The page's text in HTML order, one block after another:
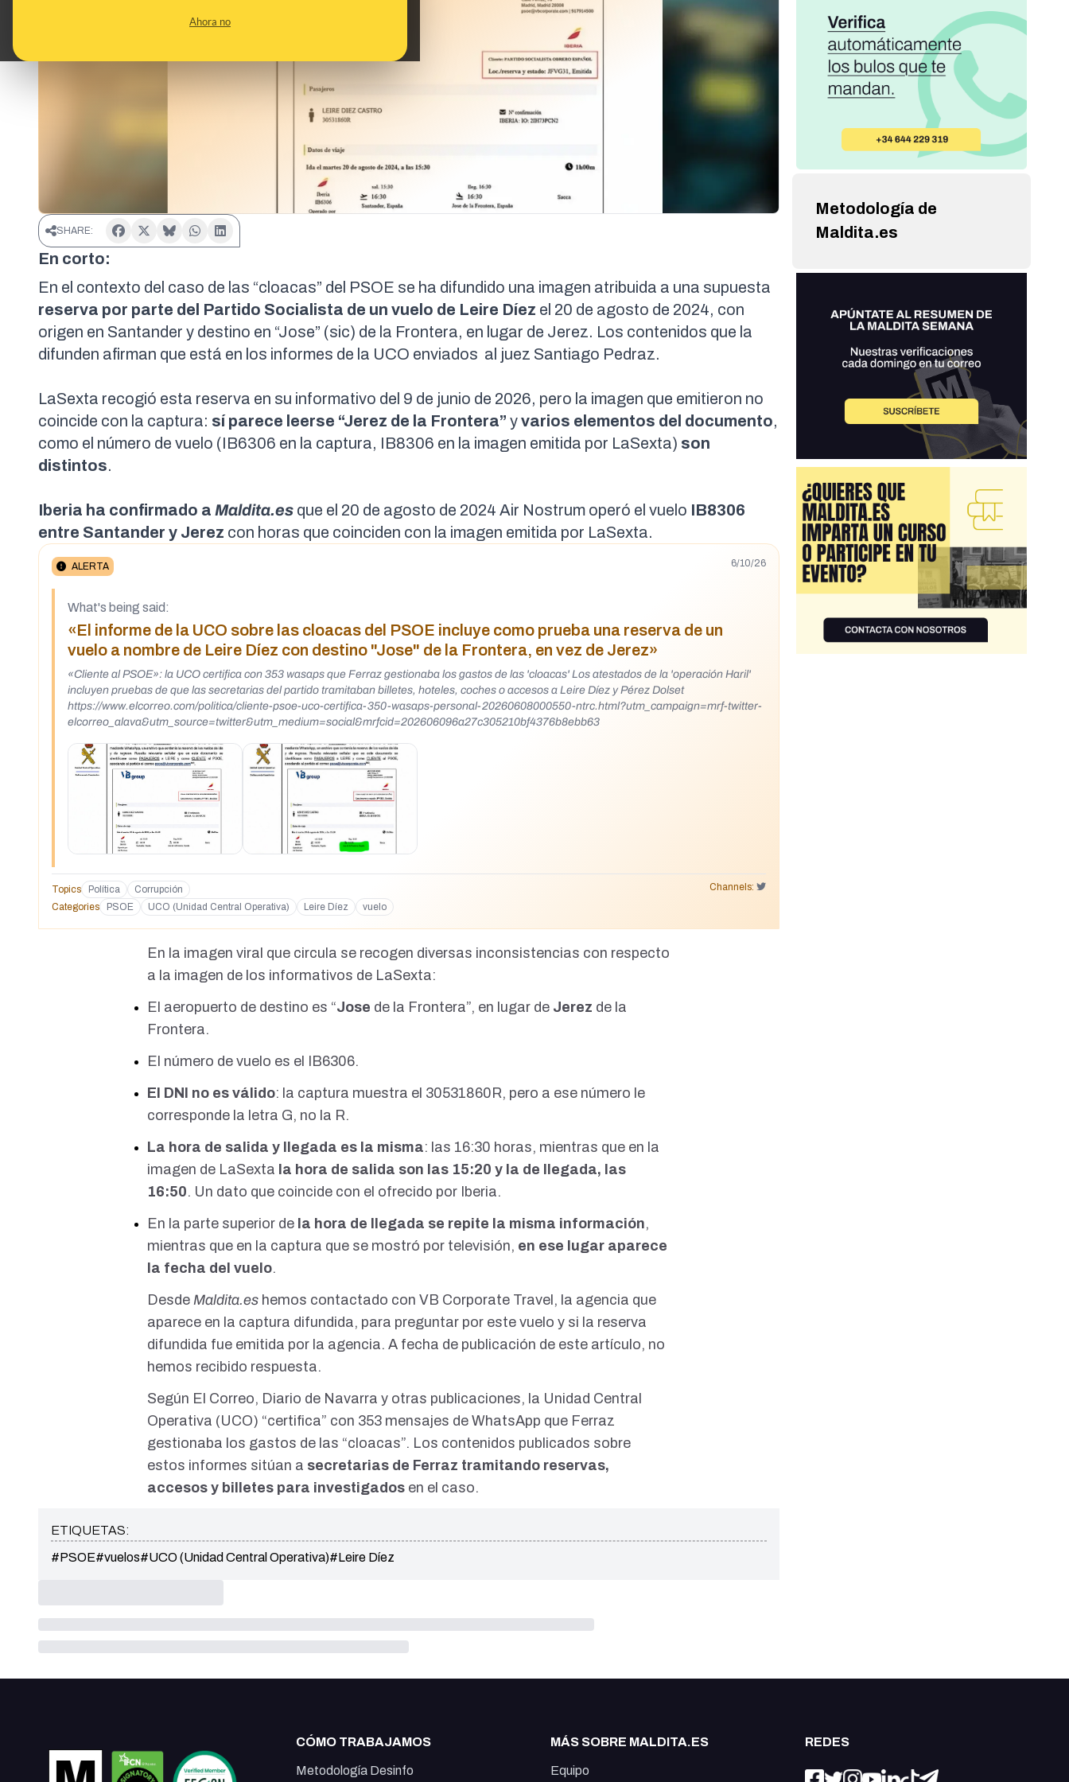
Ahora no
SHARE:
En corto:
En el contexto del caso de las “cloacas” del PSOE se ha difundido una imagen atribuida a una supuesta
reserva por parte del Partido Socialista de un vuelo de Leire Díez el 20 de agosto de 2024, con
origen en Santander y destino en “Jose” (sic) de la Frontera, en lugar de Jerez. Los contenidos que la
difunden afirman que está en los informes de la UCO enviados al juez Santiago Pedraz.
LaSexta recogió esta reserva en su informativo del 9 de junio de 2026, pero la imagen que emitieron no
coincide con la captura: sí parece leerse “Jerez de la Frontera” yvarios elementos del documento,
como el número de vuelo (IB6306 en la captura, IB8306 en la imagen emitida por LaSexta) son
distintos.
Iberia ha confirmado a Maldita.es que el 20 de agosto de 2024 Air Nostrum operó el vuelo IB8306
entre Santander y Jerez con horas que coinciden con la imagen emitida por LaSexta.
ALERTA 6/10/26
What's being said:
«El informe de la UCO sobre las cloacas del PSOE incluye como prueba una reserva de un
vuelo a nombre de Leire Díez con destino "Jose" de la Frontera, en vez de Jerez»
«Cliente al PSOE»: la UCO certifica con 353 wasaps que Ferraz gestionaba los gastos de las 'cloacas' Los atestados de la 'operación Haril'
incluyen pruebas de que las secretarias del partido tramitaban billetes, hoteles, coches o accesos a Leire Díez y Pérez Dolset
https://www.elcorreo.com/politica/cliente-psoe-uco-certifica-350-wasaps-personal-20260608000550-ntrc.html?utm_campaign=mrf-twitter-
elcorreo_alava&utm_source=twitter&utm_medium=social&mrfcid=202606096a27c305210bf4376b8ebb63
Topics Política Corrupción
Channels:
Categories
PSOE UCO (Unidad Central Operativa) Leire Díez vuelo
En la imagen viral que circula se recogen diversas inconsistencias con respecto
a la imagen de los informativos de LaSexta:
El aeropuerto de destino es “Jose de la Frontera”, en lugar de Jerez de la
Frontera.
El número de vuelo es el IB6306.
El DNI no es válido: la captura muestra el 30531860R, pero a ese número le
corresponde la letra G, no la R.
La hora de salida y llegada es la misma: las 16:30 horas, mientras que en la
imagen de LaSexta la hora de salida son las 15:20 y la de llegada, las
16:50. Un dato que coincide con el ofrecido por Iberia.
En la parte superior de la hora de llegada se repite la misma información,
mientras que en la captura que se mostró por televisión, en ese lugar aparece
la fecha del vuelo.
DesdeMaldita.es hemos contactado con VB Corporate Travel, la agencia que
aparece en la captura difundida, para preguntar por este vuelo y si la reserva
difundida fue emitida por la agencia. A fecha de publicación de este artículo, no
hemos recibido respuesta.
Según El Correo, Diario de Navarra y otras publicaciones, la Unidad Central
Operativa (UCO) “certifica” con 353 mensajes de WhatsApp que Ferraz
gestionaba los gastos de las “cloacas”. Los contenidos publicados sobre
estos informes sitúan a secretarias de Ferraz tramitando reservas,
accesos y billetes para investigados en el caso.
ETIQUETAS:
#PSOE#vuelos#UCO (Unidad Central Operativa)#Leire Díez
Metodología de
Maldita.es
CÓMO TRABAJAMOS
Metodología Desinfo
MÁS SOBRE MALDITA.ES
Equipo
REDES